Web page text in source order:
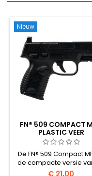
Nieuw
FN® 509 COMPACT
PLASTIC VEER
LUCHTSOFTPISTOOL
De FN® 509 Compact
de compacte versie
FN 509. Deze veer-
€ 21,00